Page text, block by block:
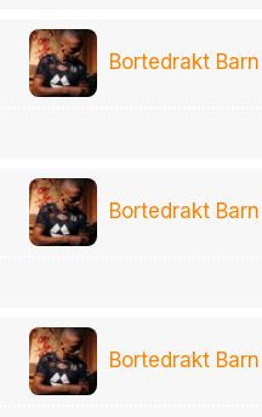
Bortedrakt
Bortedrakt
Bortedrakt